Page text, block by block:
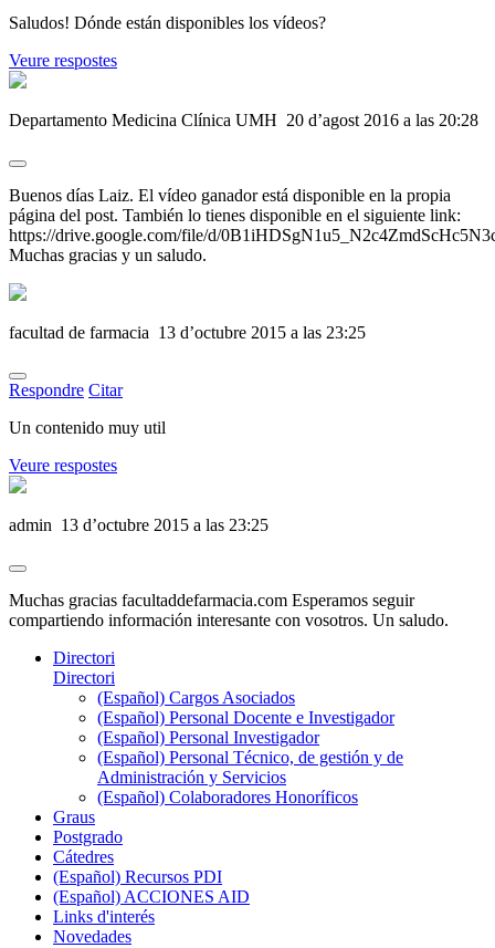
Saludos! Dónde están disponibles los vídeos?
Veure respostes
Departamento Medicina Clínica UMH 20 d’agost 2016 a las 20:28
Buenos días Laiz. El vídeo ganador está disponible en la propia
página del post. También lo tienes disponible en el siguiente link:
https://drive.google.com/file/d/
Muchas gracias y un saludo.
facultad de farmacia 13 d’octubre 2015 a las 23:25
Respondre Citar
Un contenido muy util
Veure respostes
admin 13 d’octubre 2015 a las 23:25
Muchas gracias facultaddefarmacia.com Esperamos seguir
compartiendo información interesante con vosotros. Un saludo.
Directori
Directori
(Español) Cargos Asociados
(Español) Personal Docente e Investigador
(Español) Personal Investigador
(Español) Personal Técnico, de gestión y de
Administración y Servicios
(Español) Colaboradores Honoríficos
Graus
Postgrado
Cátedres
(Español) Recursos PDI
(Español) ACCIONES AID
Links d'interés
Novedades